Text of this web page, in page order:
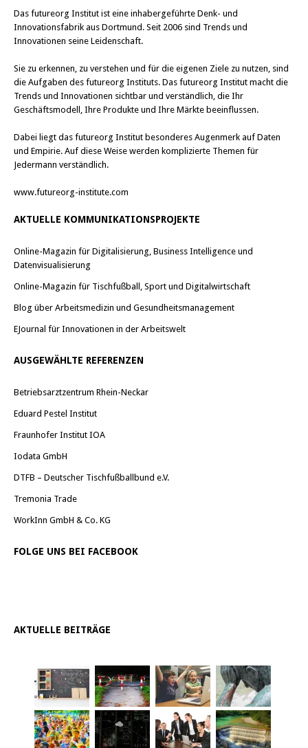
Das futureorg Institut ist eine inhabergeführte Denk- und
Innovationsfabrik aus Dortmund. Seit 2006 sind Trends und
Innovationen seine Leidenschaft.
Sie zu erkennen, zu verstehen und für die eigenen Ziele zu nutzen, sind
die Aufgaben des futureorg Instituts. Das futureorg Institut macht die
Trends und Innovationen sichtbar und verständlich, die Ihr
Geschäftsmodell, Ihre Produkte und Ihre Märkte beeinflussen.
Dabei liegt das futureorg Institut besonderes Augenmerk auf Daten
und Empirie. Auf diese Weise werden komplizierte Themen für
Jedermann verständlich.
www.futureorg-institute.com
AKTUELLE KOMMUNIKATIONSPROJEKTE
Online-Magazin für Digitalisierung, Business Intelligence und
Datenvisualisierung
Online-Magazin für Tischfußball, Sport und Digitalwirtschaft
Blog über Arbeitsmedizin und Gesundheitsmanagement
EJournal für Innovationen in der Arbeitswelt
AUSGEWÄHLTE REFERENZEN
Betriebsarztzentrum Rhein-Neckar
Eduard Pestel Institut
Fraunhofer Institut IOA
Iodata GmbH
DTFB – Deutscher Tischfußballbund e.V.
Tremonia Trade
WorkInn GmbH & Co. KG
FOLGE UNS BEI FACEBOOK
AKTUELLE BEITRÄGE